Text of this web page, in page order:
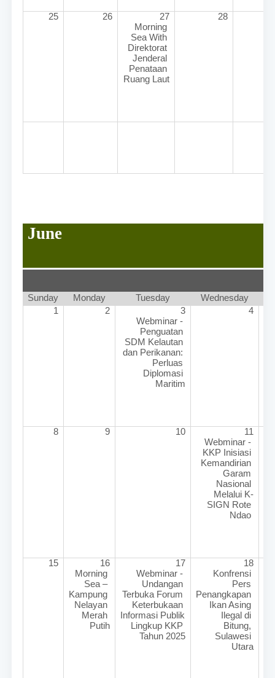
25 26
27
Morning
Sea With
Direktorat
Jenderal
Penataan
Ruang Laut
28
June
Sunday Monday Tuesday Wednesday
1
2
3
Webminar -
Penguatan
SDM Kelautan
dan Perikanan:
Perluas
Diplomasi
Maritim
4
8 9 10
11
Webminar -
KKP Inisiasi
Kemandirian
Garam
Nasional
Melalui K-
SIGN Rote
Ndao
15
16
Morning
Sea –
Kampung
Nelayan
Merah
Putih
17
Webminar -
Undangan
Terbuka Forum
Keterbukaan
Informasi Publik
Lingkup KKP
Tahun 2025
18
Konfrensi
Pers
Penangkapan
Ikan Asing
Ilegal di
Bitung,
Sulawesi
Utara